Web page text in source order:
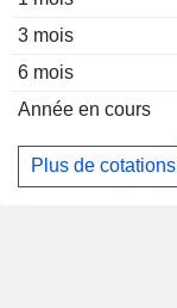
3 mois
6 mois
Année en cours
Plus de cotations